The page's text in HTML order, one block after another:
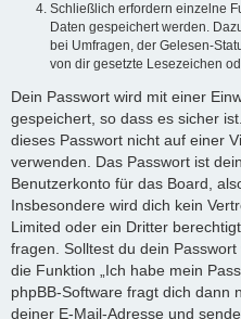
Schließlich erfordern einzelne
Daten gespeichert werden.
bei Umfragen, der Gelesen-
von dir gesetzte Lesezeichen
Dein Passwort wird mit einer
gespeichert, so dass es sicher
dieses Passwort nicht auf einer
verwenden. Das Passwort ist
Benutzerkonto für das Board,
Insbesondere wird dich kein
Limited oder ein Dritter
fragen. Solltest du dein
die Funktion „Ich habe mein
phpBB-Software fragt dich dann
deiner E-Mail-Adresse und